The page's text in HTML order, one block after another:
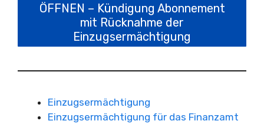
ÖFFNEN – Kündigung Abonnement
mit Rücknahme der
Einzugsermächtigung
Einzugsermächtigung
Einzugsermächtigung für das Finanzamt